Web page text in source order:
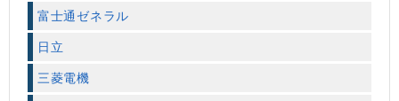
富士通ゼネラル
日立
三菱電機